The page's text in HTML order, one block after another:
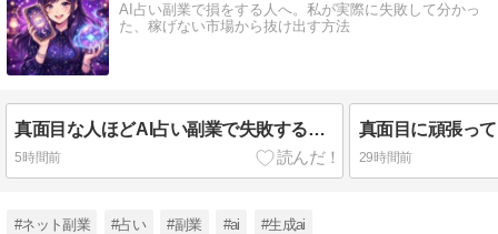
AI占い副業で損をする人へ。私が実際に失敗して分かっ
た、稼げない市場から抜け出す方法
真面目な人ほどAI占い副業で失敗する根本原因とレッドオーシャンから抜け出す市場選択の極意
5時間前 29時間前
#ネット副業 #占い #副業 #ai #生成ai